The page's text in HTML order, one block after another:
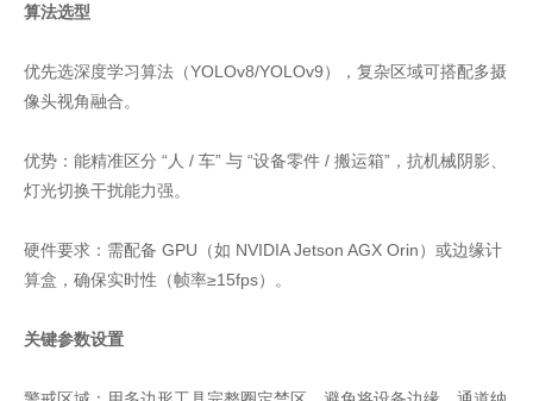
算法选型
优先选深度学习算法（YOLOv8/YOLOv9），复杂区域可搭配多摄
像头视角融合。
优势：能精准区分 “人 / 车” 与 “设备零件 / 搬运箱”，抗机械阴影、
灯光切换干扰能力强。
硬件要求：需配备 GPU（如 NVIDIA Jetson AGX Orin）或边缘计
算盒，确保实时性（帧率≥15fps）。
关键参数设置